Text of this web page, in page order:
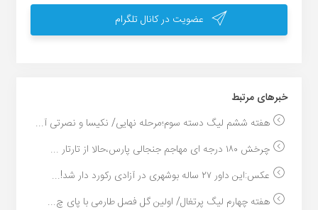
عضویت در کانال تلگرام
خبر‌های مرتبط
هفته ششم لیگ دسته سوم؛مرحله نهایی/ نکیسا و نصرتی آ...
چرخش ۱۸۰ درجه ای مهاجم جنجالی پارس،حالا از تارتار ...
عکس:این داور ۲۷ ساله بوشهری در آزادی رکورد دار شد!...
هفته چهارم لیگ پرتغال/ اولین گل فصل طارمی با پای چ...